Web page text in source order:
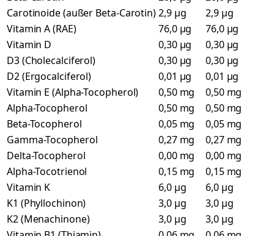
Carotinoide (außer Beta-Carotin)2,9 µg
2,9 µg
Vitamin A (RAE)
76,0 µg
76,0 µg
Vitamin D
0,30 µg
0,30 µg
D3 (Cholecalciferol)
0,30 µg
0,30 µg
D2 (Ergocalciferol)
0,01 µg
0,01 µg
Vitamin E (Alpha-Tocopherol)
0,50 mg
0,50 mg
Alpha-Tocopherol
0,50 mg
0,50 mg
Beta-Tocopherol
0,05 mg
0,05 mg
Gamma-Tocopherol
0,27 mg
0,27 mg
Delta-Tocopherol
0,00 mg
0,00 mg
Alpha-Tocotrienol
0,15 mg
0,15 mg
Vitamin K
6,0 µg
6,0 µg
K1 (Phyllochinon)
3,0 µg
3,0 µg
K2 (Menachinone)
3,0 µg
3,0 µg